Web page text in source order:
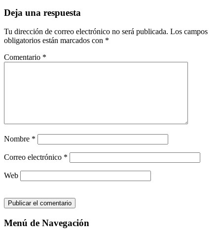
Deja una respuesta
Tu dirección de correo electrónico no será publicada. Los campos
obligatorios están marcados con *
Comentario *
Nombre *
Correo electrónico *
Web
Menú de Navegación